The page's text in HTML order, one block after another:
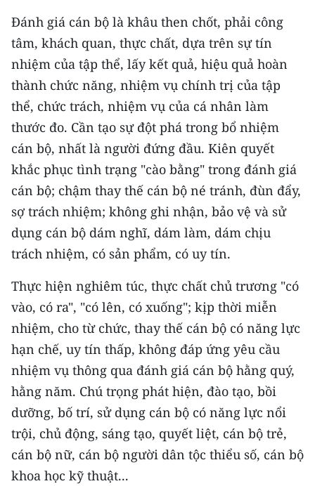
Đánh giá cán bộ là khâu then chốt, phải công
tâm, khách quan, thực chất, dựa trên sự tín
nhiệm của tập thể, lấy kết quả, hiệu quả hoàn
thành chức năng, nhiệm vụ chính trị của tập
thể, chức trách, nhiệm vụ của cá nhân làm
thước đo. Cần tạo sự đột phá trong bổ nhiệm
cán bộ, nhất là người đứng đầu. Kiên quyết
khắc phục tình trạng "cào bằng" trong đánh giá
cán bộ; chậm thay thế cán bộ né tránh, đùn đẩy,
sợ trách nhiệm; không ghi nhận, bảo vệ và sử
dụng cán bộ dám nghĩ, dám làm, dám chịu
trách nhiệm, có sản phẩm, có uy tín.
Thực hiện nghiêm túc, thực chất chủ trương "có
vào, có ra", "có lên, có xuống"; kịp thời miễn
nhiệm, cho từ chức, thay thế cán bộ có năng lực
hạn chế, uy tín thấp, không đáp ứng yêu cầu
nhiệm vụ thông qua đánh giá cán bộ hằng quý,
hằng năm. Chú trọng phát hiện, đào tạo, bồi
dưỡng, bố trí, sử dụng cán bộ có năng lực nổi
trội, chủ động, sáng tạo, quyết liệt, cán bộ trẻ,
cán bộ nữ, cán bộ người dân tộc thiểu số, cán bộ
khoa học kỹ thuật...